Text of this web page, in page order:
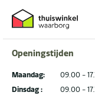
Openingstijden
Maandag:
Dinsdag :
09.00 -
09.00 -